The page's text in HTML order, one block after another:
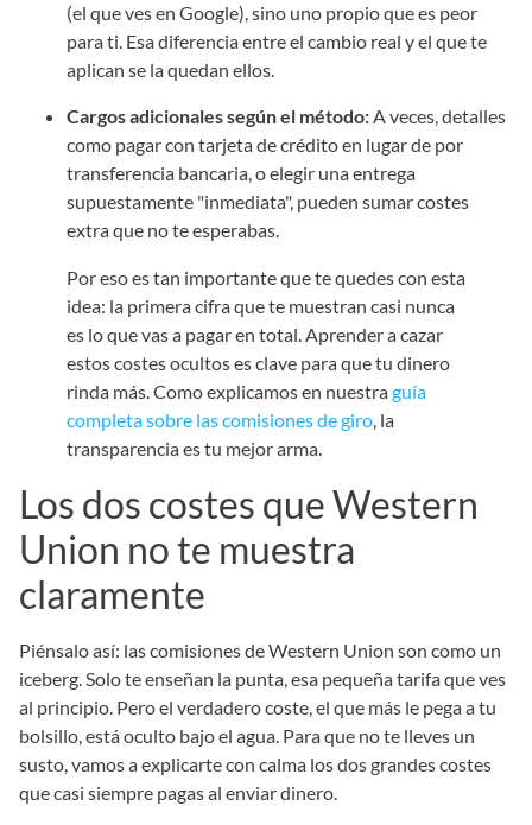
(el que ves en Google), sino uno propio que es peor
para ti. Esa diferencia entre el cambio real y el que te
aplican se la quedan ellos.
Cargos adicionales según el método: A veces, detalles
como pagar con tarjeta de crédito en lugar de por
transferencia bancaria, o elegir una entrega
supuestamente "inmediata", pueden sumar costes
extra que no te esperabas.
Por eso es tan importante que te quedes con esta
idea: la primera cifra que te muestran casi nunca
es lo que vas a pagar en total. Aprender a cazar
estos costes ocultos es clave para que tu dinero
rinda más. Como explicamos en nuestraguía
completa sobre las comisiones de giro , la
transparencia es tu mejor arma.
Los dos costes que Western
Union no te muestra
claramente
Piénsalo así: las comisiones de Western Union son como un
iceberg. Solo te enseñan la punta, esa pequeña tarifa que ves
al principio. Pero el verdadero coste, el que más le pega a tu
bolsillo, está oculto bajo el agua. Para que no te lleves un
susto, vamos a explicarte con calma los dos grandes costes
que casi siempre pagas al enviar dinero.